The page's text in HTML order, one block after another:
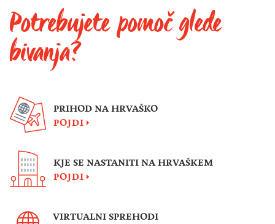
Potrebujete pomoč glede
bivanja?
PRIHOD NA HRVAŠKO
POJDI
KJE SE NASTANITI NA HRVAŠKEM
POJDI
VIRTUALNI SPREHODI